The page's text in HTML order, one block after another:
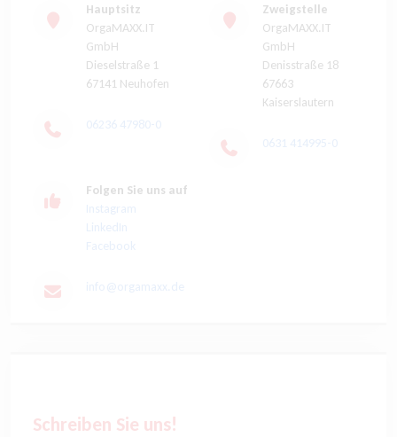
Hauptsitz
OrgaMAXX.IT
GmbH
Dieselstraße 1
67141 Neuhofen
06236 47980-0
Zweigstelle
OrgaMAXX.IT
GmbH
Denisstraße 18
67663
Kaiserslautern
0631 414995-0
Folgen Sie uns auf
Instagram
LinkedIn
Facebook
info@orgamaxx.de
Schreiben Sie uns!